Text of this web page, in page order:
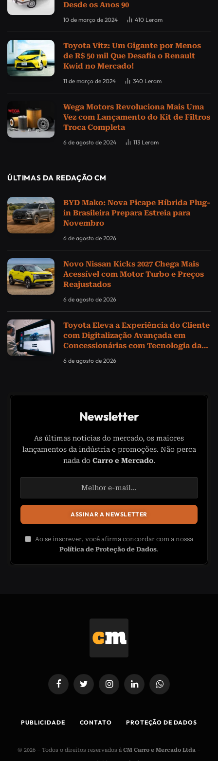
Desde os Anos 90
10 de março de 2024 410 Leram
Toyota Vitz: Um Gigante por Menos
de R$ 50 mil Que Desafia o Renault
Kwid no Mercado!
11 de março de 2024 340 Leram
Wega Motors Revoluciona Mais Uma
Vez com Lançamento do Kit de Filtros
Troca Completa
6 de agosto de 2024 113 Leram
ÚLTIMAS DA REDAÇÃO CM
BYD Mako: Nova Picape Híbrida Plug-
in Brasileira Prepara Estreia para
Novembro
6 de agosto de 2026
Novo Nissan Kicks 2027 Chega Mais
Acessível com Motor Turbo e Preços
Reajustados
6 de agosto de 2026
Toyota Eleva a Experiência do Cliente
com Digitalização Avançada em
Concessionárias com Tecnologia da
6 de agosto de 2026
Newsletter
As últimas notícias do mercado, os maiores
lançamentos da indústria e promoções. Não perca
nada do Carro e Mercado.
Ao se inscrever, você afirma concordar com a nossa
Política de Proteção de Dados.
FacebookTwitterInstagramLinkedIn WhatsApp
PUBLICIDADE CONTATO PROTEÇÃO DE DADOS
© 2026 – Todos o direitos reservados à CM Carro e Mercado Ltda –